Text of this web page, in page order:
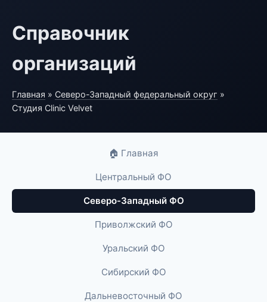
Справочник
организаций
Главная » Северо-Западный федеральный округ »
Студия Clinic Velvet
🏠 Главная
Центральный ФО
Северо-Западный ФО
Приволжский ФО
Уральский ФО
Сибирский ФО
Дальневосточный ФО